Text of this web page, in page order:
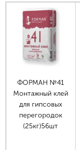
ФОРМАН №41
Монтажный клей
для гипсовых
перегородок
(25кг)56шт